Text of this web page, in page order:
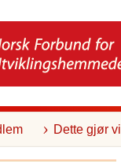
Dette gjør vi